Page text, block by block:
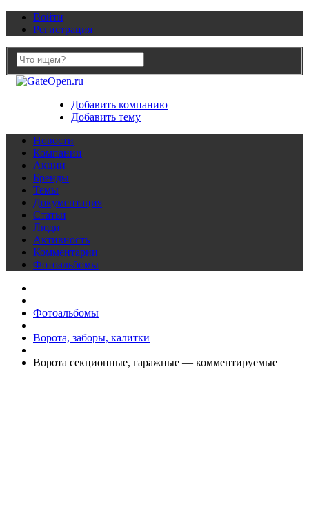
Войти
Регистрация
Добавить компанию
Добавить тему
Новости
Компании
Акции
Бренды
Темы
Документация
Статьи
Люди
Активность
Комментарии
Фотоальбомы
Фотоальбомы
Ворота, заборы, калитки
Ворота секционные, гаражные — комментируемые